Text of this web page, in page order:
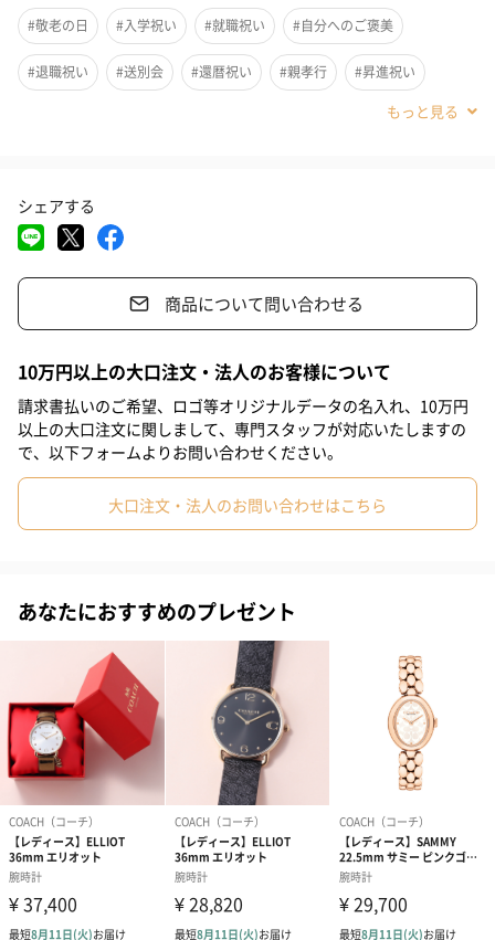
モダンでミニマリスト的な感性でデザインされた Sammy は、毎
ススチール ブレスレット ウォッチは、磨かれたマーカーで装飾さ
れたCoach Signature ダイヤルが特徴です。
仕事の日にも週末にも使える真のクラシックデザインです。
専用のBOXに入れてお届けします。
サイズ・性能
ケースサイズ：幅22x縦28mm
ケース厚み：10mm
ベルト幅：12mm
重量：67g
ケース素材：ステンレス
ベルト素材：ステンレス
防水性能：3気圧防水
「COACH（コーチ）」
#敬老の日 #入学祝い #就職祝い #自分へのご褒美
#退職祝い #送別会 #還暦祝い #親孝行 #昇進祝い
#妻
#姉 #娘
#20代前半
#90代
シェアする
商品について問い合わせる
10万円以上の大口注文・法人のお客様について
請求書払いのご希望、ロゴ等オリジナルデータの名入れ、10万円
以上の大口注文に関しまして、専門スタッフが対応いたしますの
で、以下フォームよりお問い合わせください。
大口注文・法人のお問い合わせはこちら
あなたにおすすめのプレゼント